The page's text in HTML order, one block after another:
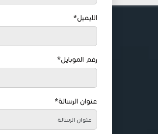
الايميل*
رقم الموبايل*
عنوان الرسالة*